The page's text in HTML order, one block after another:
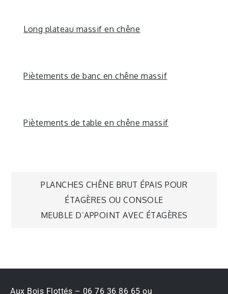
Long plateau massif en chêne
Piètements de banc en chêne massif
Piètements de table en chêne massif
PLANCHES CHÊNE BRUT ÉPAIS POUR
ÉTAGÈRES OU CONSOLE
MEUBLE D’APPOINT AVEC ÉTAGÈRES
Aux Bois Flottés – 06 76 36 86 65 ou